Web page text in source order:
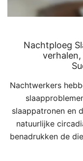
Nachtploeg
Nachtwerkers
slaappatronen en
natuurlijke
benadrukken de